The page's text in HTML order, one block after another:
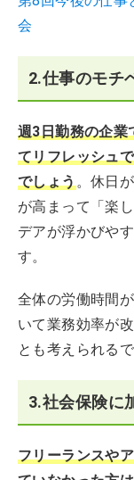
会
2.仕事のモチ
週3日勤務の企業
てリフレッシュ
でしょう 。休日
が高まって「楽
デアが浮かびや
す。
全体の労働時間
いて業務効率が
とも考えられるで
3.社会保険に
フリーランスや